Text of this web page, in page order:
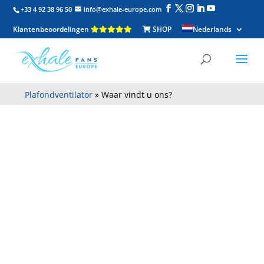
Plafondventilator »Waar vindt u ons?
+33 4 92 38 96 50 info@exhale-europe.com
Klantenbeoordelingen SHOP Nederlands